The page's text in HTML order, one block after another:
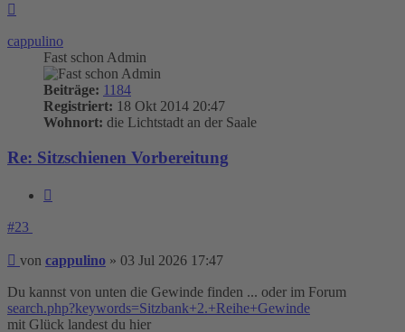
cappulino
Fast schon Admin
Beiträge: 1184
Registriert: 18 Okt 2014 20:47
Wohnort: die Lichtstadt an der Saale
Re: Sitzschienen Vorbereitung
#23
Beitrag
von cappulino » 03 Jul 2026 17:47
Du kannst von unten die Gewinde finden ... oder im Forum
search.php?keywords=Sitzbank+2.+Reihe+Gewinde
mit Glück landest du hier